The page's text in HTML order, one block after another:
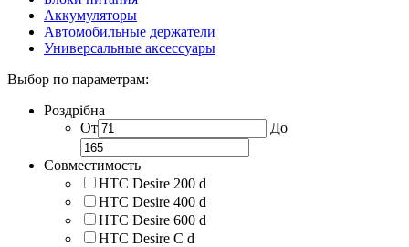
Аккумуляторы
Автомобильные держатели
Универсальные аксессуары
Выбор по параметрам:
Роздрібна
От
До
Совместимость
HTC Desire 200 d
HTC Desire 400 d
HTC Desire 600 d
HTC Desire C d